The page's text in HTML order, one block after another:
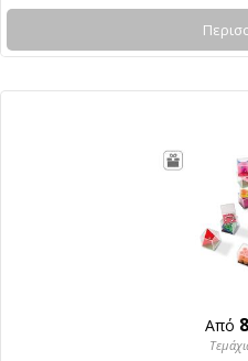
από προϊόν σε
Από